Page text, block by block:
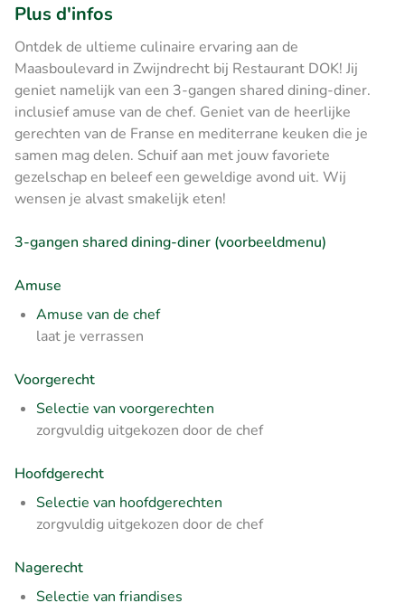
Plus d'infos
Ontdek de ultieme culinaire ervaring aan de
Maasboulevard in Zwijndrecht bij Restaurant DOK! Jij
geniet namelijk van een 3-gangen shared dining-diner.
inclusief amuse van de chef. Geniet van de heerlijke
gerechten van de Franse en mediterrane keuken die je
samen mag delen. Schuif aan met jouw favoriete
gezelschap en beleef een geweldige avond uit. Wij
wensen je alvast smakelijk eten!
3-gangen shared dining-diner (voorbeeldmenu)
Amuse
Amuse van de chef
laat je verrassen
Voorgerecht
Selectie van voorgerechten
zorgvuldig uitgekozen door de chef
Hoofdgerecht
Selectie van hoofdgerechten
zorgvuldig uitgekozen door de chef
Nagerecht
Selectie van friandises